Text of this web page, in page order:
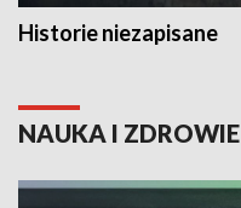
Historie niezapisane
NAUKA I ZDROWIE